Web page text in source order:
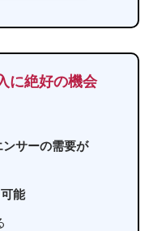
に絶好の機会
サーの需要が
能